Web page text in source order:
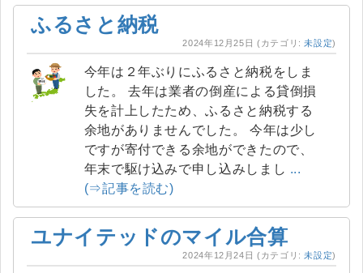
ふるさと納税
2024年12月25日 (カテゴリ:未設定)
今年は２年ぶりにふるさと納税をしま
した。 去年は業者の倒産による貸倒損
失を計上したため、ふるさと納税する
余地がありませんでした。 今年は少し
ですが寄付できる余地ができたので、
年末で駆け込みで申し込みしまし ...
(⇒記事を読む)
ユナイテッドのマイル合算
2024年12月24日 (カテゴリ:未設定)